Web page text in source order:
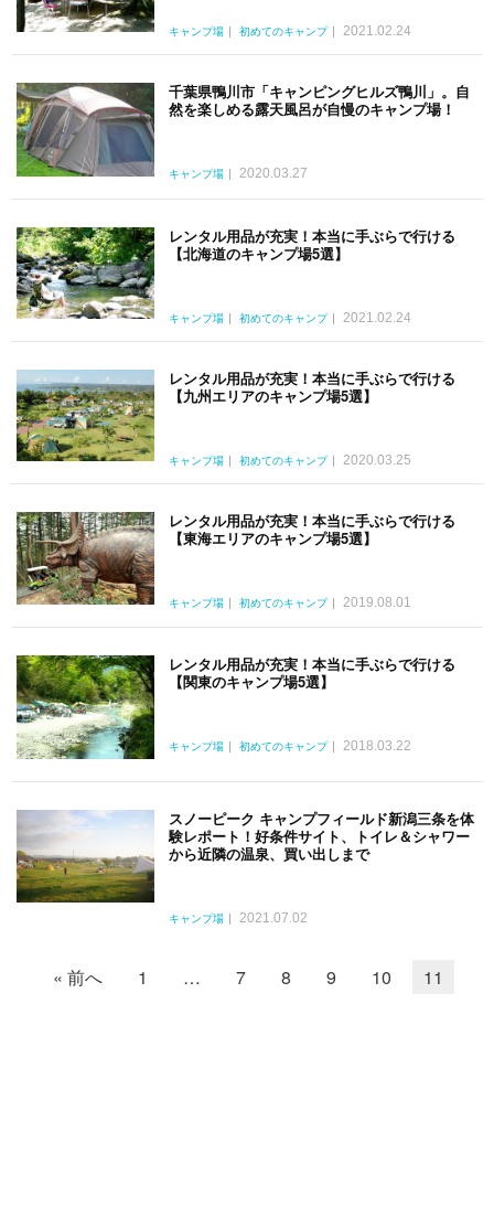
キャンプ場 初めてのキャンプ 2021.02.24
千葉県鴨川市「キャンピングヒルズ鴨川」。自
然を楽しめる露天風呂が自慢のキャンプ場！
キャンプ場 2020.03.27
レンタル用品が充実！本当に手ぶらで行ける
【北海道のキャンプ場5選】
キャンプ場 初めてのキャンプ 2021.02.24
レンタル用品が充実！本当に手ぶらで行ける
【九州エリアのキャンプ場5選】
キャンプ場 初めてのキャンプ 2020.03.25
レンタル用品が充実！本当に手ぶらで行ける
【東海エリアのキャンプ場5選】
キャンプ場 初めてのキャンプ 2019.08.01
レンタル用品が充実！本当に手ぶらで行ける
【関東のキャンプ場5選】
キャンプ場 初めてのキャンプ 2018.03.22
スノーピーク キャンプフィールド新潟三条を体
験レポート！好条件サイト、トイレ＆シャワー
から近隣の温泉、買い出しまで
キャンプ場 2021.07.02
« 前へ 1 … 7 8 9 10 11